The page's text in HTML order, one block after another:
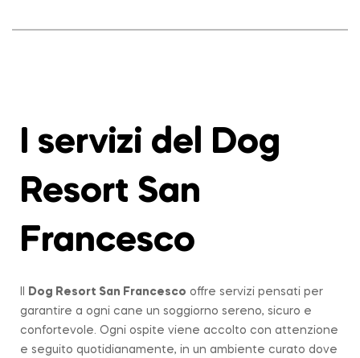
I servizi del Dog
Resort San
Francesco
Dog Resort San Francesco offre servizi pensati per
garantire a ogni cane un soggiorno sereno, sicuro e
confortevole. Ogni ospite viene accolto con attenzione
e seguito quotidianamente, in un ambiente curato dove